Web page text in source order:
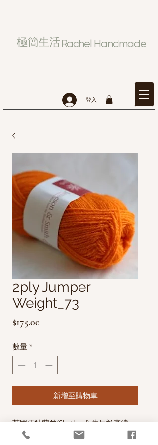
極簡生活Rachel Handmade
登入
2ply Jumper
Weight_73
$175.00
數量 *
新增至購物車
英國雪特蘭羊(Shetland) 生長於高緯
度、氣候嚴寒且濕度高的雪特蘭群島